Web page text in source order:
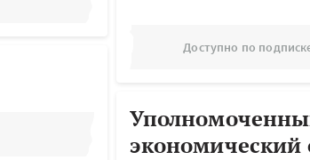
Доступно по
экономический